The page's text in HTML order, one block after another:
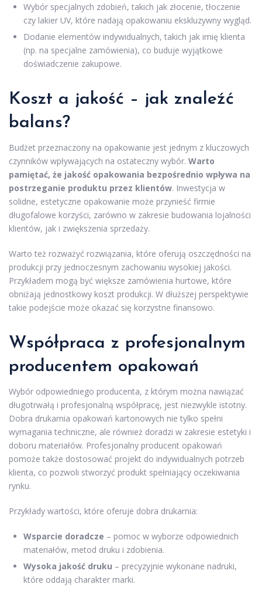
Wybór specjalnych zdobień, takich jak złocenie, tłoczenie
czy lakier UV, które nadają opakowaniu ekskluzywny wygląd.
Dodanie elementów indywidualnych, takich jak imię klienta
(np. na specjalne zamówienia), co buduje wyjątkowe
doświadczenie zakupowe.
Koszt a jakość – jak znaleźć
balans?
Budżet przeznaczony na opakowanie jest jednym z kluczowych
czynników wpływających na ostateczny wybór. Warto
pamiętać, że jakość opakowania bezpośrednio wpływa na
postrzeganie produktu przez klientów. Inwestycja w
solidne, estetyczne opakowanie może przynieść firmie
długofalowe korzyści, zarówno w zakresie budowania lojalności
klientów, jak i zwiększenia sprzedaży.
Warto też rozważyć rozwiązania, które oferują oszczędności na
produkcji przy jednoczesnym zachowaniu wysokiej jakości.
Przykładem mogą być większe zamówienia hurtowe, które
obniżają jednostkowy koszt produkcji. W dłuższej perspektywie
takie podejście może okazać się korzystne finansowo.
Współpraca z profesjonalnym
producentem opakowań
Wybór odpowiedniego producenta, z którym można nawiązać
długotrwałą i profesjonalną współpracę, jest niezwykle istotny.
Dobra drukarnia opakowań kartonowych nie tylko spełni
wymagania techniczne, ale również doradzi w zakresie estetyki i
doboru materiałów. Profesjonalny producent opakowań
pomoże także dostosować projekt do indywidualnych potrzeb
klienta, co pozwoli stworzyć produkt spełniający oczekiwania
rynku.
Przykłady wartości, które oferuje dobra drukarnia:
Wsparcie doradcze – pomoc w wyborze odpowiednich
materiałów, metod druku i zdobienia.
Wysoka jakość druku – precyzyjnie wykonane nadruki,
które oddają charakter marki.